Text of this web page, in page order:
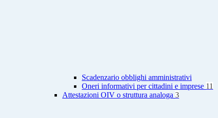
Scadenzario obblighi amministrativi
Oneri informativi per cittadini e imprese 11
Attestazioni OIV o struttura analoga 3